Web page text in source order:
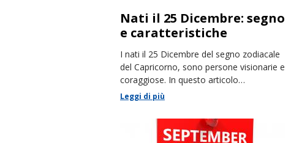
Nati il 25 Dicembre: segno
e caratteristiche
I nati il 25 Dicembre del segno zodiacale
del Capricorno, sono persone visionarie e
coraggiose. In questo articolo
racconteremo le loro caratteristiche.
Leggi di più